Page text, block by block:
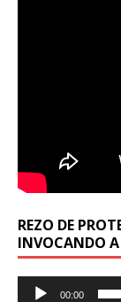
REZO DE
INVOCANDO A
Reproductor
00:00